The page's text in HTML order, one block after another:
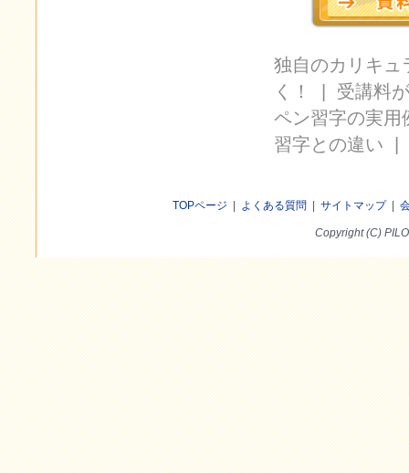
独自のカリキュ
く！
受講料
ペン習字の実用
習字との違い
TOPページ よくある質問 サイトマップ|
Copyright (C)